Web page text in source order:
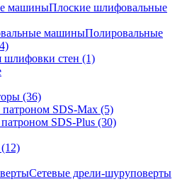
Плоские шлифовальные
Полировальные
шлифовки стен (1)
(36)
SDS-Max (5)
SDS-Plus (30)
(12)
Сетевые дрели-шуруповерты